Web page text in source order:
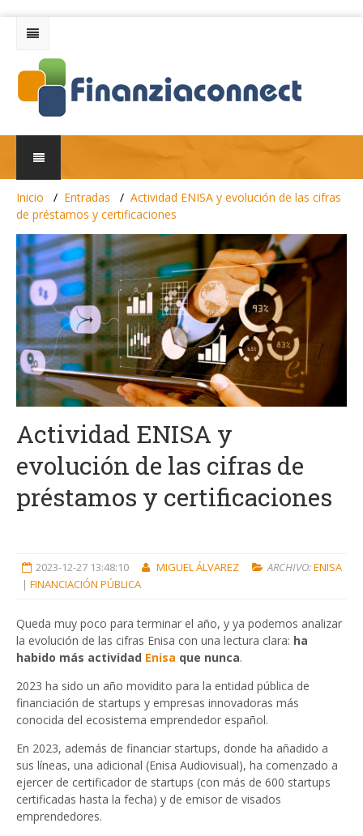
Inicio Entradas
Actividad ENISA y evolución de las cifras
de préstamos y certificaciones
Actividad ENISA y
evolución de las cifras de
préstamos y certificaciones
2023-12-27 13:48:10 MIGUEL ÁLVAREZ ARCHIVO:ENISA
| FINANCIACIÓN PÚBLICA
Queda muy poco para terminar el año, y ya podemos analizar
la evolución de las cifras Enisa con una lectura clara: ha
habido más actividad Enisa que nunca.
2023 ha sido un año movidito para la entidad pública de
financiación de startups y empresas innovadoras más
conocida del ecosistema emprendedor español.
En 2023, además de financiar startups, donde ha añadido a
sus líneas, una adicional (Enisa Audiovisual), ha comenzado a
ejercer de certificador de startups (con más de 600 startups
certificadas hasta la fecha) y de emisor de visados
emprendedores.